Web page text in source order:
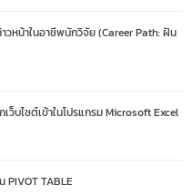
วหน้าในอาชีพนักวิจัย (Career Path: ฝัน
ว็บไซต์เข้าในโปรแกรม Microsoft Excel
PIVOT TABLE